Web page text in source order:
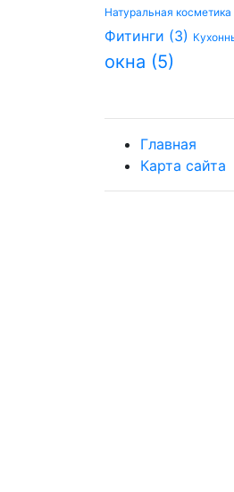
Натуральная косметика
Фитинги (3)
окна (5)
Главная
Карта сайта